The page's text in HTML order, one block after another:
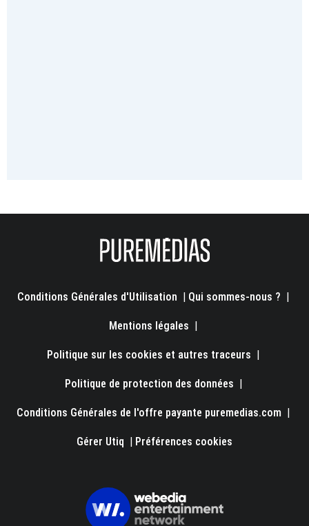
Conditions Générales d'Utilisation | Qui sommes-nous ? |
Mentions légales |
Politique sur les cookies et autres traceurs |
Politique de protection des données |
Conditions Générales de l'offre payante puremedias.com |
Gérer Utiq | Préférences cookies